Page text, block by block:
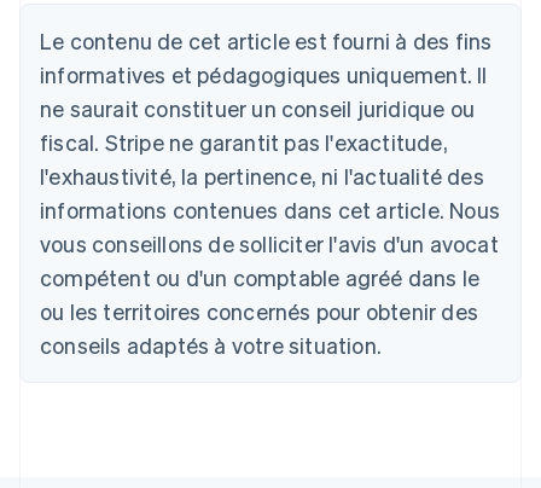
Le contenu de cet article est fourni à des fins
informatives et pédagogiques uniquement. Il
ne saurait constituer un conseil juridique ou
fiscal. Stripe ne garantit pas l'exactitude,
l'exhaustivité, la pertinence, ni l'actualité des
informations contenues dans cet article. Nous
vous conseillons de solliciter l'avis d'un avocat
compétent ou d'un comptable agréé dans le
ou les territoires concernés pour obtenir des
conseils adaptés à votre situation.
Autriche
DeutschEnglish
Belgique
Nederlands FrançaisDeutsch English
Brésil
PortuguêsEnglish
English
Canada
English Français
Chine continentale
简体中文English
Chypre
Croatie